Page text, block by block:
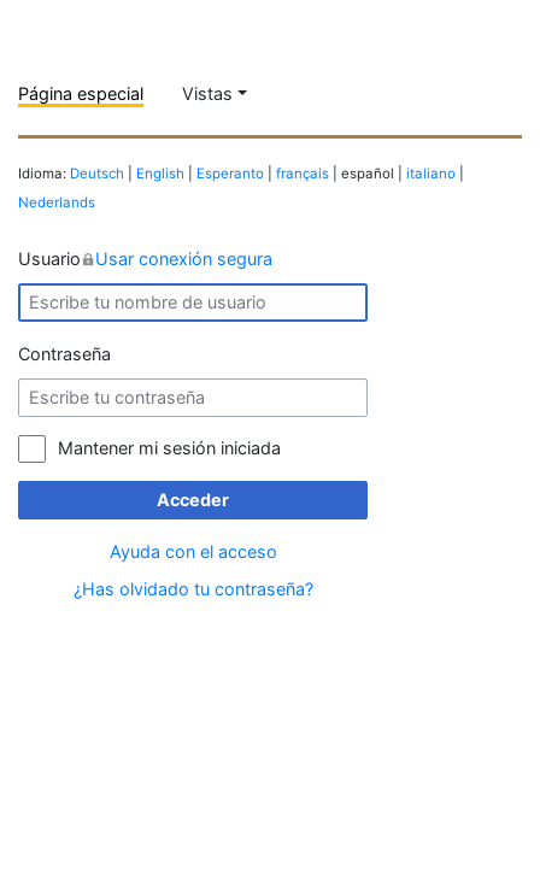
Página especial Vistas
Idioma: Deutsch English Esperanto français | español | italiano
Nederlands
Usuario Usar conexión segura
Contraseña
Mantener mi sesión iniciada
Acceder
Ayuda con el acceso
¿Has olvidado tu contraseña?